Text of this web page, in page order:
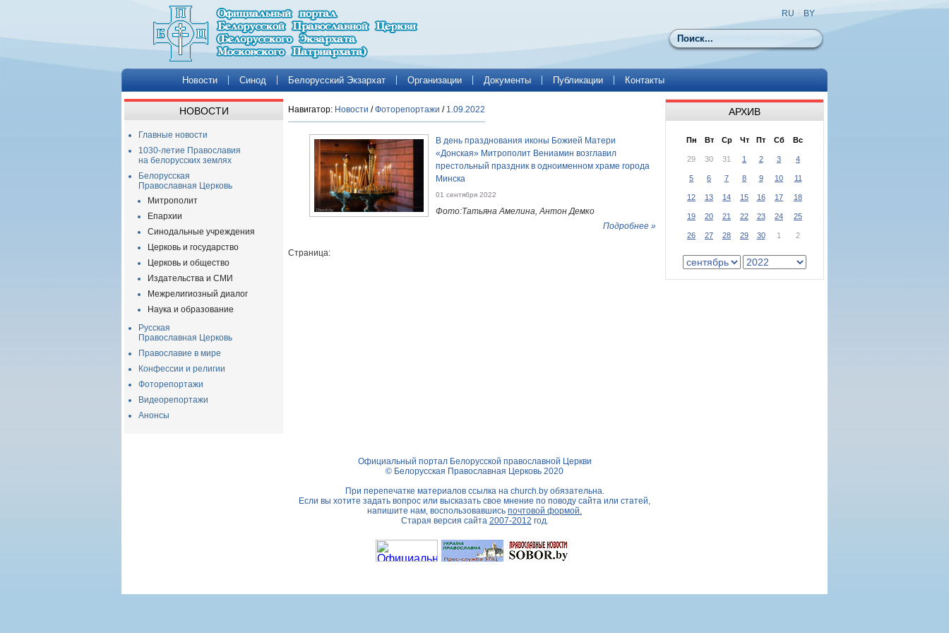
Поиск
RU BY
Новости Синод Белорусский Экзархат Организации Документы Публикации Контакты
НОВОСТИ
Главные новости
1030-летие Православия
на белорусских землях
Белорусская
Православная Церковь
Митрополит
Епархии
Синодальные учреждения
Церковь и государство
Церковь и общество
Издательства и СМИ
Межрелигиозный диалог
Наука и образование
Русская
Православная Церковь
Православие в мире
Конфессии и религии
Фоторепортажи
Видеорепортажи
Анонсы
Навигатор: Новости /Фоторепортажи / 1.09.2022
В день празднования иконы Божией Матери
«Донская» Митрополит Вениамин возглавил
престольный праздник в одноименном храме города
Минска
01 сентября 2022
Фото:Татьяна Амелина, Антон Демко
Подробнее »
Страница:
АРХИВ
Пн Вт Ср Чт Пт Сб Вс
29 30 31 1 2 3 4
5 6 7 8 9 10 11
12 13 14 15 16 17 18
19 20 21 22 23 24 25
26 27 28 29 30 1 2
Официальный портал Белорусской православной Церкви
© Белорусская Православная Церковь 2020
При перепечатке материалов ссылка на church.byобязательна.
Если вы хотите задать вопрос или высказать свое мнение по поводу сайта или статей,
напишите нам, воспользовавшись почтовой формой.
Старая версия сайта 2007-2012 год.